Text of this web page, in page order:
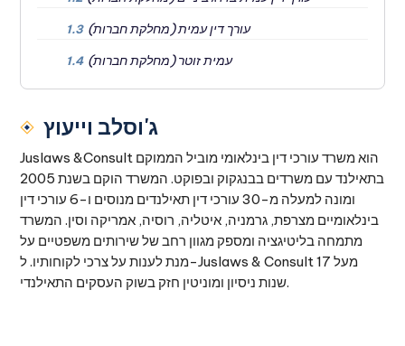
1.3 עורך דין עמית (מחלקת חברות)
1.4 עמית זוטר (מחלקת חברות)
ג'וסלב וייעוץ
Juslaws &Consult הוא משרד עורכי דין בינלאומי מוביל הממוקם
בתאילנד עם משרדים בבנגקוק ובפוקט. המשרד הוקם בשנת 2005
ומונה למעלה מ-30 עורכי דין תאילנדים מנוסים ו-6 עורכי דין
בינלאומיים מצרפת, גרמניה, איטליה, רוסיה, אמריקה וסין. המשרד
מתמחה בליטיגציה ומספק מגוון רחב של שירותים משפטיים על
מנת לענות על צרכי לקוחותיו. ל-Juslaws & Consult מעל 17
שנות ניסיון ומוניטין חזק בשוק העסקים התאילנדי.